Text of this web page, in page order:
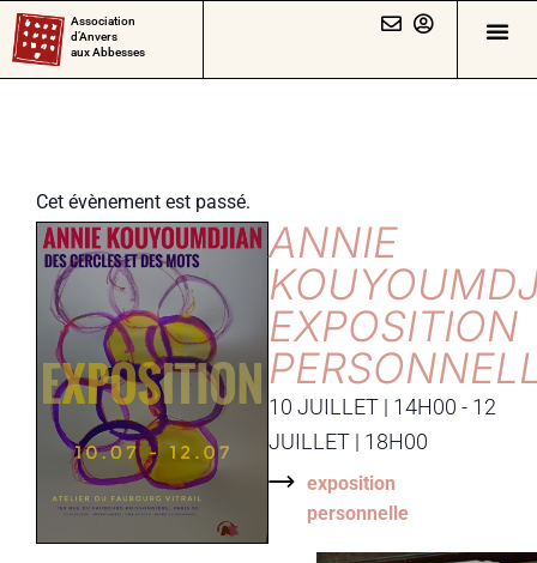
Association
d’Anvers
aux Abbesses
Cet évènement est passé.
ANNIE
EXPOSITION
10 JUILLET | 14H00 - 12
JUILLET | 18H00
exposition
personnelle